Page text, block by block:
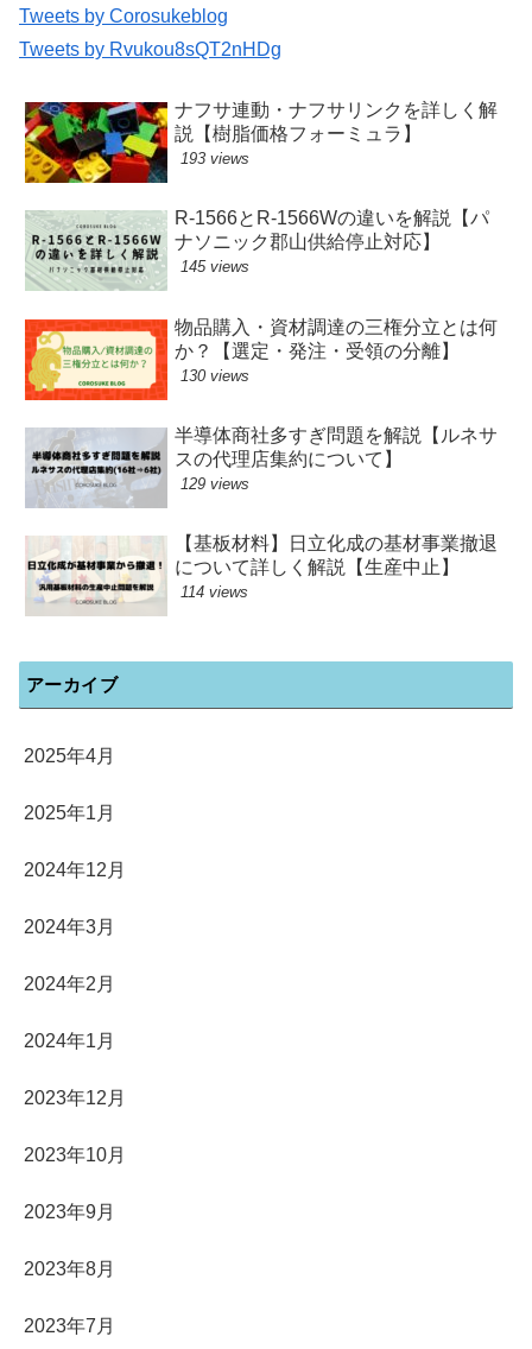
Tweets by Corosukeblog
Tweets by Rvukou8sQT2nHDg
ナフサ連動・ナフサリンクを詳しく解
説【樹脂価格フォーミュラ】
193 views
R-1566とR-1566Wの違いを解説【パ
ナソニック郡山供給停止対応】
145 views
物品購入・資材調達の三権分立とは何
か？【選定・発注・受領の分離】
130 views
半導体商社多すぎ問題を解説【ルネサ
スの代理店集約について】
129 views
【基板材料】日立化成の基材事業撤退
について詳しく解説【生産中止】
114 views
アーカイブ
2025年4月
2025年1月
2024年12月
2024年3月
2024年2月
2024年1月
2023年12月
2023年10月
2023年9月
2023年8月
2023年7月